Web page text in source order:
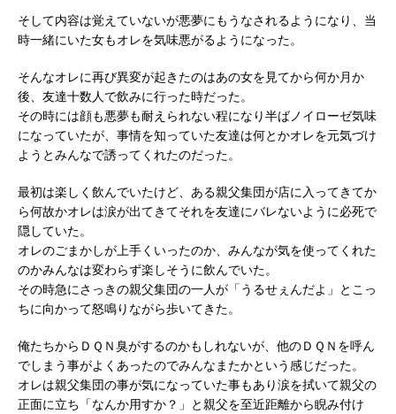
そして内容は覚えていないが悪夢にもうなされるようになり、当
時一緒にいた女もオレを気味悪がるようになった。
そんなオレに再び異変が起きたのはあの女を見てから何か月か
後、友達十数人で飲みに行った時だった。
その時には顔も悪夢も耐えられない程になり半ばノイローゼ気味
になっていたが、事情を知っていた友達は何とかオレを元気づけ
ようとみんなで誘ってくれたのだった。
最初は楽しく飲んでいたけど、ある親父集団が店に入ってきてか
ら何故かオレは涙が出てきてそれを友達にバレないように必死で
隠していた。
オレのごまかしが上手くいったのか、みんなが気を使ってくれた
のかみんなは変わらず楽しそうに飲んでいた。
その時急にさっきの親父集団の一人が「うるせぇんだよ」とこっ
ちに向かって怒鳴りながら歩いてきた。
俺たちからＤＱＮ臭がするのかもしれないが、他のＤＱＮを呼ん
でしまう事がよくあったのでみんなまたかという感じだった。
オレは親父集団の事が気になっていた事もあり涙を拭いて親父の
正面に立ち「なんか用すか？」と親父を至近距離から睨み付け